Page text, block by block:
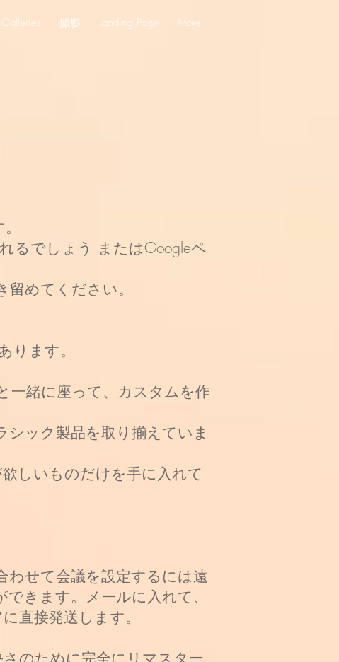
Galleries 撮影 Landing Page More
るでしょう またはGoogleペ
めてください。
ります。
一緒に座って、カスタムを作
ック製品を取り揃えていま
しいものだけを手に入れて
せて会議を設定するには遠
きます。メールに入れて、
直接発送します。
のために完全にリマスター